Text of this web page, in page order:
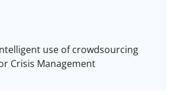
use of crowdsourcing
Crisis Management